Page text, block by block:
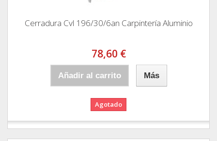
Cerradura Cvl 196/30/6an Carpintería Aluminio
78,60 €
Añadir al carrito Más
Agotado